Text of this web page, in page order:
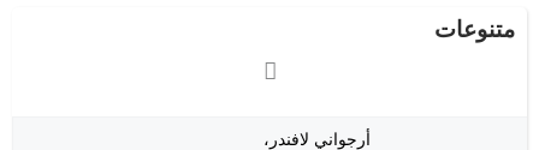
متنوعات
أرجواني لافندر،